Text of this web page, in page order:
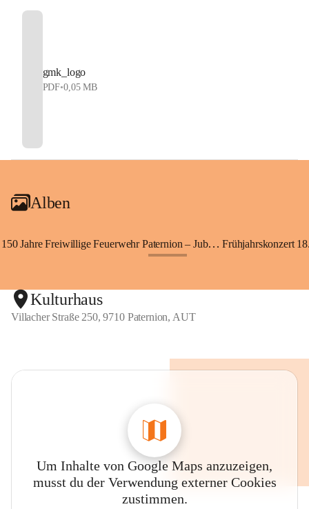
gmk_logo
PDF•0,05 MB
Alben
150 Jahre Freiwillige Feuerwehr Paternion – Jubiläumsfest Frühjahrskonzert
Kulturhaus
Villacher Straße 250, 9710 Paternion, AUT
Um Inhalte von Google Maps anzuzeigen,
musst du der Verwendung externer Cookies
zustimmen.